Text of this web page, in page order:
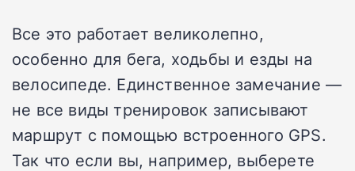
Все это работает великолепно,
особенно для бега, ходьбы и езды на
велосипеде. Единственное замечание —
не все виды тренировок записывают
маршрут с помощью встроенного GPS.
Так что если вы, например, выберете